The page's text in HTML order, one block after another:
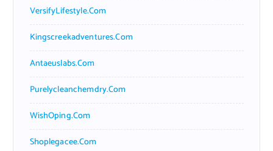
VersifyLifestyle.com
Kingscreekadventures.com
Antaeuslabs.com
Purelycleanchemdry.com
WishOping.com
Shoplegacee.com